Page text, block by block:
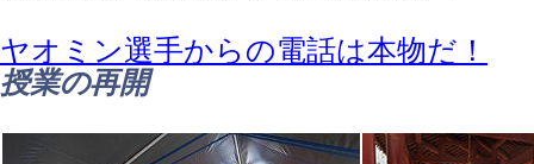
ヤオミン選手からの電話は本物だ！
授業の再開